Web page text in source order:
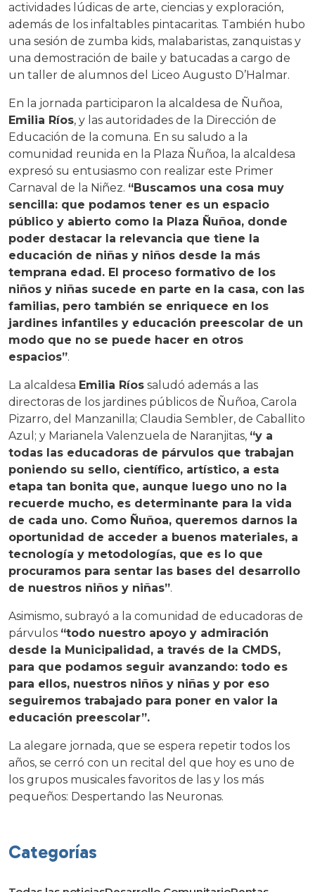
actividades lúdicas de arte, ciencias y exploración,
además de los infaltables pintacaritas. También hubo
una sesión de zumba kids, malabaristas, zanquistas y
una demostración de baile y batucadas a cargo de
un taller de alumnos del Liceo Augusto D’Halmar.
En la jornada participaron la alcaldesa de Ñuñoa,
Emilia Ríos, y las autoridades de la Dirección de
Educación de la comuna. En su saludo a la
comunidad reunida en la Plaza Ñuñoa, la alcaldesa
expresó su entusiasmo con realizar este Primer
Carnaval de la Niñez. “Buscamos una cosa muy
sencilla: que podamos tener es un espacio
público y abierto como la Plaza Ñuñoa, donde
poder destacar la relevancia que tiene la
educación de niñas y niños desde la más
temprana edad. El proceso formativo de los
niños y niñas sucede en parte en la casa, con las
familias, pero también se enriquece en los
jardines infantiles y educación preescolar de un
modo que no se puede hacer en otros
espacios”.
La alcaldesa Emilia Ríos saludó además a las
directoras de los jardines públicos de Ñuñoa, Carola
Pizarro, del Manzanilla; Claudia Sembler, de Caballito
Azul; y Marianela Valenzuela de Naranjitas, “y a
todas las educadoras de párvulos que trabajan
poniendo su sello, científico, artístico, a esta
etapa tan bonita que, aunque luego uno no la
recuerde mucho, es determinante para la vida
de cada uno. Como Ñuñoa, queremos darnos la
oportunidad de acceder a buenos materiales, a
tecnología y metodologías, que es lo que
procuramos para sentar las bases del desarrollo
de nuestros niños y niñas”.
Asimismo, subrayó a la comunidad de educadoras de
párvulos “todo nuestro apoyo y admiración
desde la Municipalidad, a través de la CMDS,
para que podamos seguir avanzando: todo es
para ellos, nuestros niños y niñas y por eso
seguiremos trabajado para poner en valor la
educación preescolar”.
La alegare jornada, que se espera repetir todos los
años, se cerró con un recital del que hoy es uno de
los grupos musicales favoritos de las y los más
pequeños: Despertando las Neuronas.
Categorías